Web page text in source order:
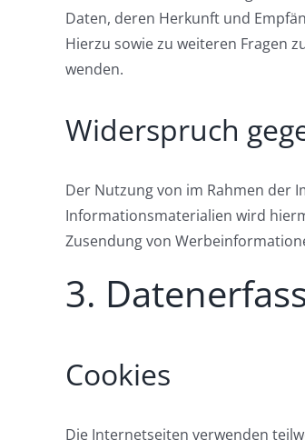
Daten, deren Herkunft und
Hierzu sowie zu weiteren Fragen
wenden.
Widerspruch
Der Nutzung von im Rahmen der
Informationsmaterialien wird
Zusendung von
3.
Cookies
Die Internetseiten verwenden